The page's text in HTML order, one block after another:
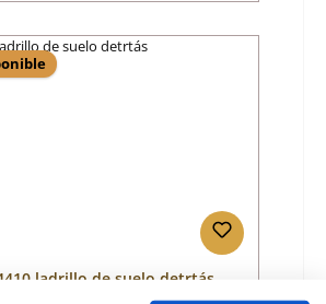
ladrillo de suelo detrtás